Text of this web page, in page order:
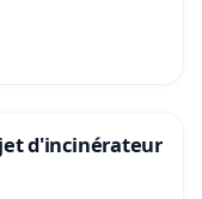
d'incinérateur